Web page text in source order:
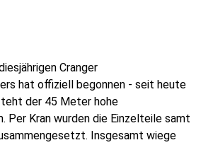
Cranger
hat offiziell begonnen - seit heute
der 45 Meter hohe
Per Kran wurden die Einzelteile samt
Insgesamt wiege